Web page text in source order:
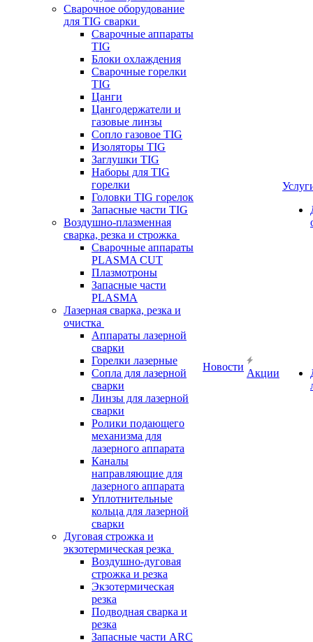
Сварочное оборудование
для TIG сварки
Сварочные аппараты
TIG
Блоки охлаждения
Сварочные горелки
TIG
Цанги
Цангодержатели и
газовые линзы
Сопло газовое TIG
Изоляторы TIG
Заглушки TIG
Наборы для TIG
горелки
Головки TIG горелок
Запасные части TIG
Воздушно-плазменная
сварка, резка и строжка
Сварочные аппараты
PLASMA CUT
Плазмотроны
Запасные части
PLASMA
Лазерная сварка, резка и
очистка
Аппараты лазерной
сварки
Горелки лазерные
Сопла для лазерной
сварки
Линзы для лазерной
сварки
Ролики подающего
механизма для
лазерного аппарата
Каналы
направляющие для
лазерного аппарата
Уплотнительные
кольца для лазерной
сварки
Дуговая строжка и
экзотермическая резка
Воздушно-дуговая
строжка и резка
Экзотермическая
резка
Подводная сварка и
резка
Запасные части ARC
Новости
Акции